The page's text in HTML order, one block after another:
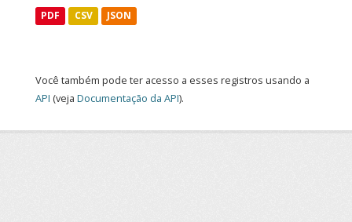
PDF CSV JSON
Você também pode ter acesso a esses registros usando a
API (veja Documentação da API).